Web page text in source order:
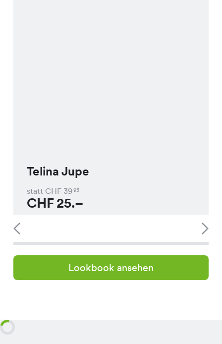
Telina Jupe
statt CHF 3995
CHF25.–
Lookbook ansehen